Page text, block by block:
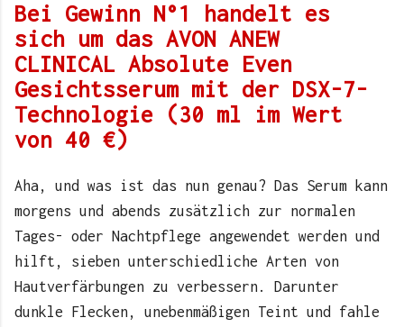
Bei Gewinn N°1 handelt es
sich um das AVON ANEW
CLINICAL Absolute Even
Gesichtsserum mit der DSX-7-
Technologie (30 ml im Wert
von 40 €)
Aha, und was ist das nun genau? Das Serum kann
morgens und abends zusätzlich zur normalen
Tages- oder Nachtpflege angewendet werden und
hilft, sieben unterschiedliche Arten von
Hautverfärbungen zu verbessern. Darunter
dunkle Flecken, unebenmäßigen Teint und fahle